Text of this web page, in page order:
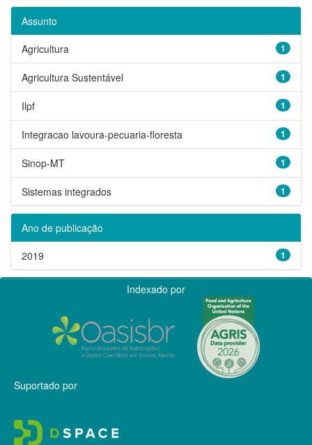
Assunto
1
Agricultura
1
Agricultura Sustentável
1
Ilpf
1
Integracao lavoura-pecuaria-floresta
1
Sinop-MT
1
Sistemas integrados
Ano de publicação
1
2019
Indexado por
Suportado por